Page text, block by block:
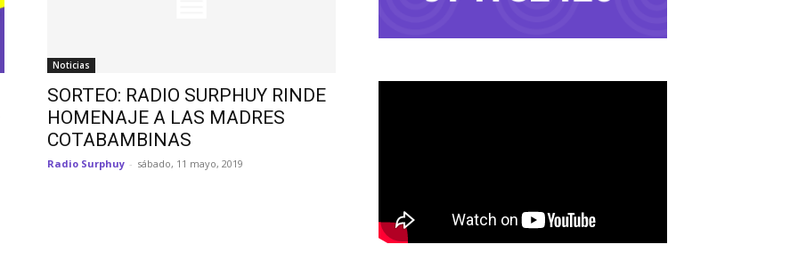
Noticias
SORTEO: RADIO SURPHUY RINDE
HOMENAJE A LAS MADRES
COTABAMBINAS
Radio Surphuy - sábado, 11 mayo, 2019